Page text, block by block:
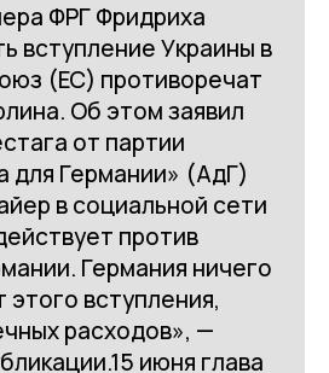
ФРГ Фридриха
вступление Украины в
(ЕС) противоречат
Об этом заявил
от партии
для Германии» (АдГ)
в социальной сети
против
Германия ничего
этого вступления,
расходов», —
июня глава